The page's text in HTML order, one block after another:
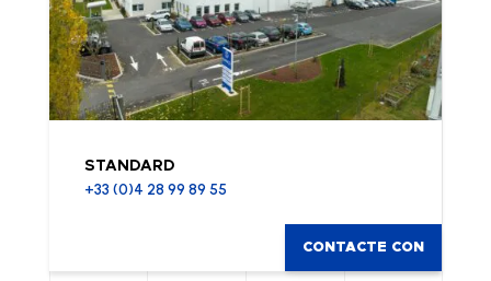
STANDARD
+33 (0)4 28 99 89 55
CONTACTE CON